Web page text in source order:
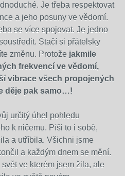
Je třeba respektovat
a jeho posuny ve vědomí.
se více spojovat. Je jedno
Stačí si přátelsky
změnu. Protože jakmile
frekvencí ve vědomí,
vibrace všech propojených
děje pak samo…!
určitý úhel pohledu
k ničemu. Píši to i sobě,
a utříbila. Všichni jsme
a každým dnem se mění.
ve kterém jsem žila, ale